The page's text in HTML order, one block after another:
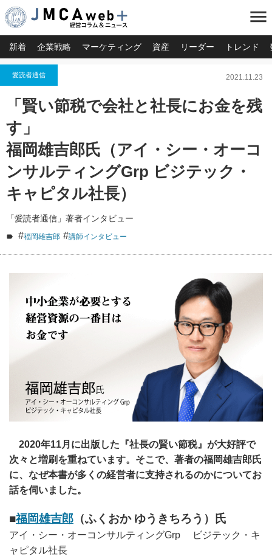
menu
新着 企業戦略 マーケティング 資産 リーダー トレンド
愛読者通信 2021.11.23
「賢い節税で会社と社長にお金を残
す」
福岡雄吉郎氏（アイ・シー・オーコ
ンサルティングGrp ビジテック・
キャピタル社長）
「愛読者通信」著者インタビュー
#福岡雄吉郎 #講師インタビュー
2020年11月に出版した『社長の賢い節税』が大好評で
次々と増刷を重ねています。そこで、著者の福岡雄吉郎氏
に、なぜ本書が多くの経営者に支持されるのかについてお
話を伺いました。
■福岡雄吉郎 （ふくおか ゆうきちろう）氏
アイ・シー・オーコンサルティングGrp ビジテック・キ
ャピタル社長